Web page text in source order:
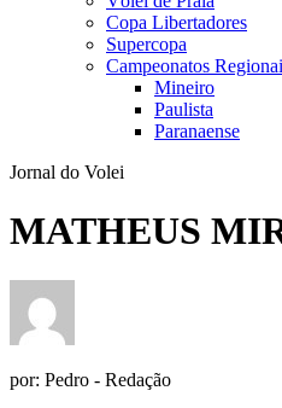
Copa Libertadores
Supercopa
Campeonatos
Mineiro
Paulista
Paranaense
Jornal do Volei
MATHEUS
por: Pedro - Redação